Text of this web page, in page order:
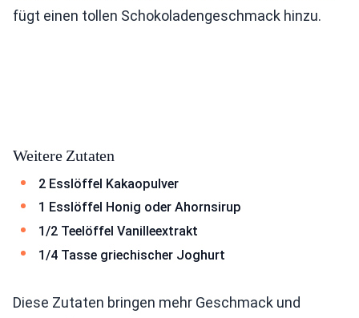
fügt einen tollen Schokoladengeschmack hinzu.
Weitere Zutaten
2 Esslöffel Kakaopulver
1 Esslöffel Honig oder Ahornsirup
1/2 Teelöffel Vanilleextrakt
1/4 Tasse griechischer Joghurt
Diese Zutaten bringen mehr Geschmack und